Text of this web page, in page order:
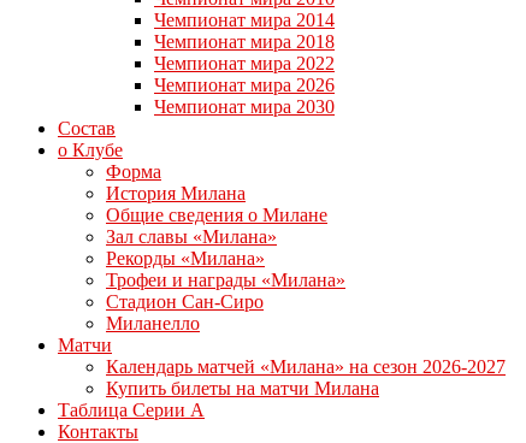
Чемпионат мира 2014
Чемпионат мира 2018
Чемпионат мира 2022
Чемпионат мира 2026
Чемпионат мира 2030
Состав
о Клубе
Форма
История Милана
Общие сведения о Милане
Зал славы «Милана»
Рекорды «Милана»
Трофеи и награды «Милана»
Стадион Сан-Сиро
Миланелло
Матчи
Календарь матчей «Милана» на сезон 2026-2027
Купить билеты на матчи Милана
Таблица Серии А
Контакты